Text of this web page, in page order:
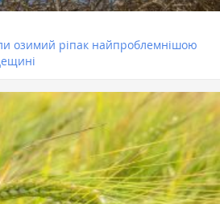
озимий ріпак найпроблемнішою